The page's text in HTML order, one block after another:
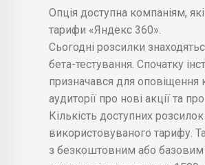
Опція доступна компаніям,
тарифи «Яндекс 360».
Сьогодні розсилки
бета-тестування. Спочатку
призначався для оповіщення
аудиторії про нові акції та
Кількість доступних
використовуваного тарифу.
з безкоштовним або